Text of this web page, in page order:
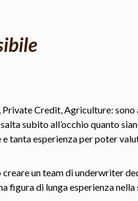
Private Credit, Agriculture:
subito all’occhio quanto
tanta esperienza per poter
un team di underwriter
figura di lunga esperienza nella